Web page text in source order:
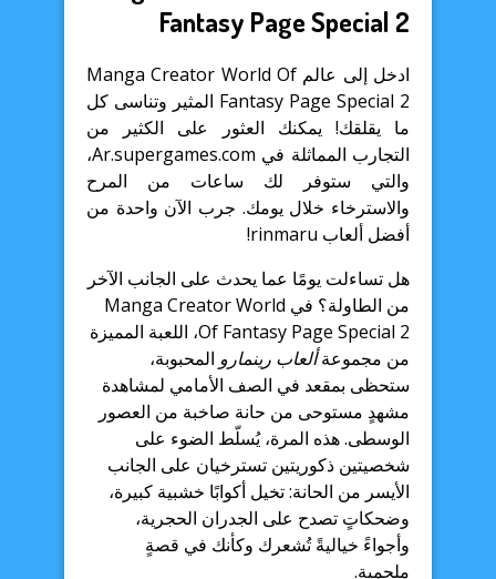
Fantasy Page Special 2
ادخل إلى عالم Manga Creator World Of
Fantasy Page Special 2 المثير وتناسى كل
ما يقلقك! يمكنك العثور على الكثير من
التجارب المماثلة في Ar.supergames.com،
والتي ستوفر لك ساعات من المرح
والاسترخاء خلال يومك. جرب الآن واحدة من
أفضل ألعاب rinmaru!
هل تساءلت يومًا عما يحدث على الجانب الآخر
من الطاولة؟ في Manga Creator World
Of Fantasy Page Special 2، اللعبة المميزة
من مجموعةألعاب رينمارو المحبوبة،
ستحظى بمقعد في الصف الأمامي لمشاهدة
مشهدٍ مستوحى من حانة صاخبة من العصور
الوسطى. هذه المرة، يُسلّط الضوء على
شخصيتين ذكوريتين تسترخيان على الجانب
الأيسر من الحانة: تخيل أكوابًا خشبية كبيرة،
وضحكاتٍ تصدح على الجدران الحجرية،
وأجواءً خياليةً تُشعرك وكأنك في قصةٍ
ملحمية.